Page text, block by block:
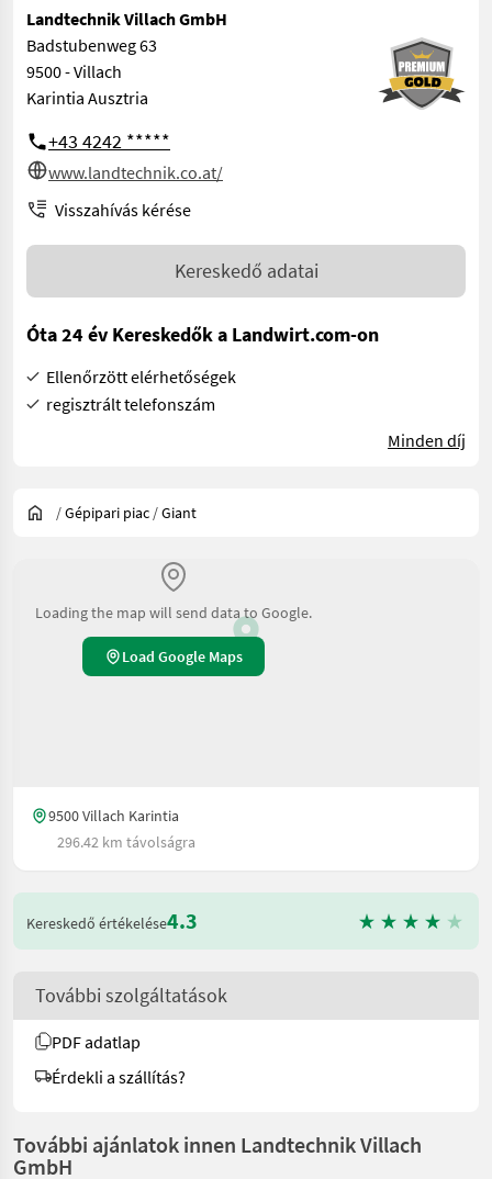
Landtechnik Villach GmbH
Badstubenweg 63
9500 - Villach
Karintia Ausztria
+43 4242 *****
www.landtechnik.co.at/
Visszahívás kérése
Kereskedő adatai
Óta 24 év Kereskedők a Landwirt.com-on
Ellenőrzött elérhetőségek
regisztrált telefonszám
Minden díj
/Gépipari piac /Giant
Loading the map will send data to Google.
Load Google Maps
9500 Villach Karintia
296.42 km távolságra
Kereskedő értékelése4.3
További szolgáltatások
PDF adatlap
Érdekli a szállítás?
További ajánlatok innen Landtechnik Villach
GmbH